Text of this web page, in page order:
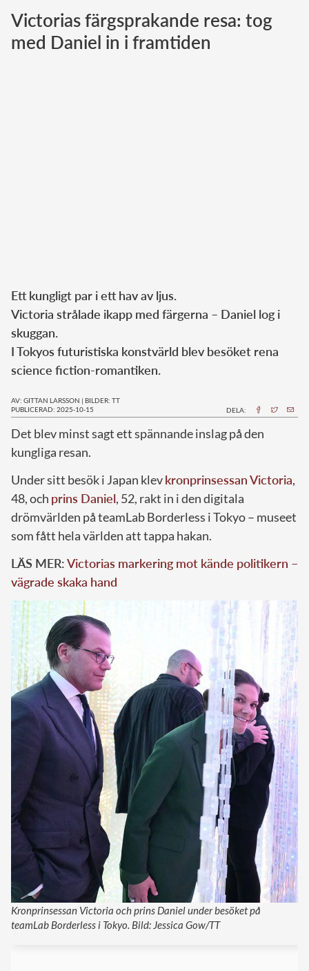
Norska kungahuset
Danska kungahuset
Victorias färgsprakande resa: tog
med Daniel in i framtiden
Ett kungligt par i ett hav av ljus.
Victoria strålade ikapp med färgerna – Daniel log i
skuggan.
I Tokyos futuristiska konstvärld blev besöket rena
science fiction-romantiken.
AV: GITTAN LARSSON | BILDER: TT
PUBLICERAD: 2025-10-15
DELA:
Det blev minst sagt ett spännande inslag på den
kungliga resan.
Under sitt besök i Japan klevkronprinsessan Victoria,
48, och prins Daniel, 52, rakt in i den digitala
drömvärlden på teamLab Borderless i Tokyo – museet
som fått hela världen att tappa hakan.
LÄS MER:Victorias markering mot kände politikern –
vägrade skaka hand
Kronprinsessan Victoria och prins Daniel under besöket på
teamLab Borderless i Tokyo. Bild: Jessica Gow/TT